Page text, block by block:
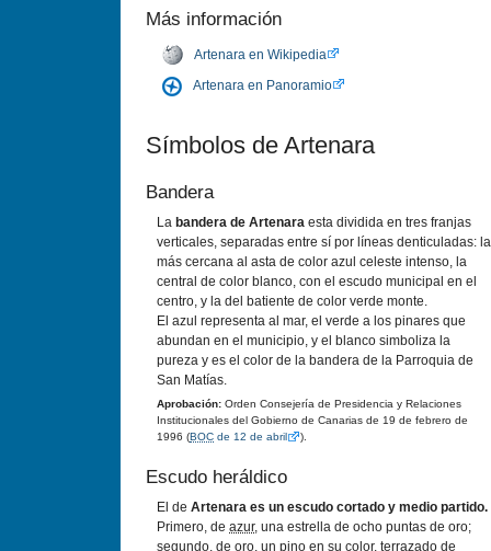
Más información
Artenara en Wikipedia
Artenara en Panoramio
Sí­mbolos de Artenara
Bandera
La bandera de Artenara esta dividida en tres franjas
verticales, separadas entre sí­ por lí­neas denticuladas: la
más cercana al asta de color azul celeste intenso, la
central de color blanco, con el escudo municipal en el
centro, y la del batiente de color verde monte.
El azul representa al mar, el verde a los pinares que
abundan en el municipio, y el blanco simboliza la
pureza y es el color de la bandera de la Parroquia de
San Matí­as.
Aprobación: Orden Consejerí­a de Presidencia y Relaciones
Institucionales del Gobierno de Canarias de 19 de febrero de
1996 (BOC de 12 de abril ).
Escudo heráldico
El de Artenara es un escudo cortado y medio partido.
Primero, de azur, una estrella de ocho puntas de oro;
segundo, de oro, un pino en su color, terrazado de